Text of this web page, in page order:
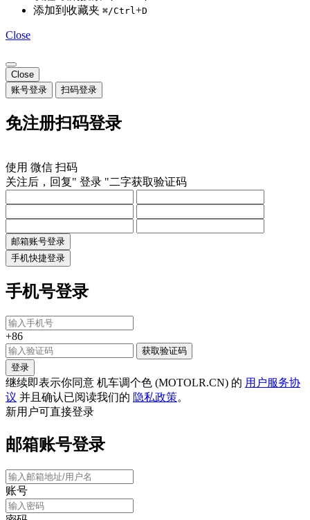
添加到收藏夹 ⌘/Ctrl+D
Close
Close
账号登录
扫码登录
免注册扫码登录
使用 微信 扫码
关注后，回复" 登录 "二字获取验证码
邮箱账号登录
手机快捷登录
手机号登录
+86
获取验证码
登录
继续即表示你同意 机车调个色 (MOTOLR.CN) 的 用户服务协
议 并且确认已阅读我们的 隐私政策。
新用户可直接登录
邮箱账号登录
账号